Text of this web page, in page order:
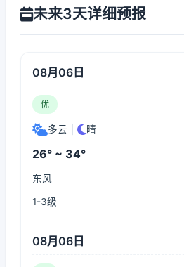
未来3天详细预报
08月06日
优
多云 晴
26° ~ 34°
东风
1-3级
08月06日